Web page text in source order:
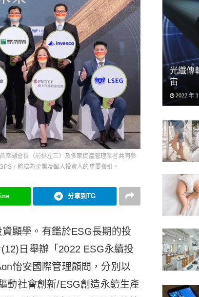
席副會長（前排左三）及多家資產管理業者共同參
，將成為企業及個人投資人的重要指引。
分享到TG
顯學。有鑑於ESG長期的投
日舉辦「2022 ESG永續投
怡安國際管理顧問，分別以
動社會創新/ESG創造永續生產
光纖傳
宙
2022 年 1